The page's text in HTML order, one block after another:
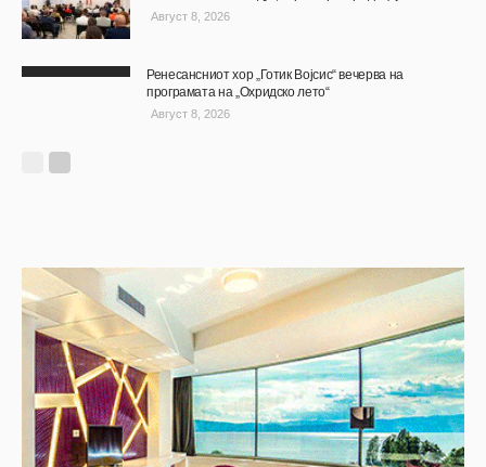
Август 8, 2026
Ренесансниот хор „Готик Војсис“ вечерва на
програмата на „Охридско лето“
Август 8, 2026